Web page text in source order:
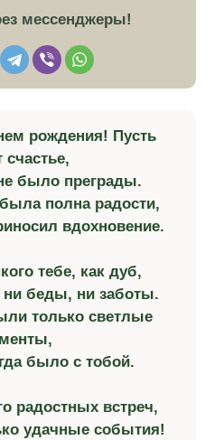
мессенджеры!
рождения! Пусть
счастье,
было преграды.
полна радости,
вдохновение.
тебе, как дуб,
беды, ни заботы.
только светлые
было с тобой.
радостных встреч,
удачные события!